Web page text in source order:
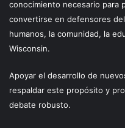
conocimiento necesario para
convertirse en defensores
humanos, la comunidad, la
Wisconsin.
Apoyar el desarrollo de
respaldar este propósito y
debate robusto.